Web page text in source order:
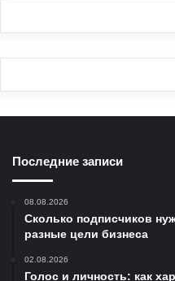
Последние записи
08.08.2026
Сколько подписчиков
разные цели бизнеса
02.08.2026
Голос и личность: как